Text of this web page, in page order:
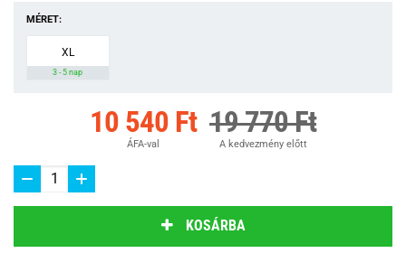
MÉRET:
XL
3 - 5 nap
10 540 Ft
ÁFA-val
19 770 Ft
A kedvezmény előtt
KOSÁRBA